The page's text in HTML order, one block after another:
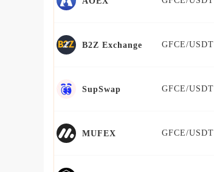
B2Z Exchange GFCE/USDT
SupSwap GFCE/USDT
MUFEX GFCE/USDT